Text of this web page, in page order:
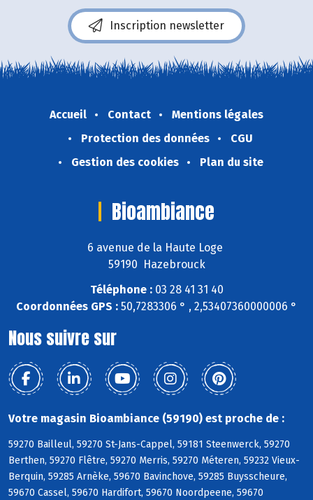
Inscription newsletter
Accueil Contact
Mentions légales
Protection des données
CGU
Gestion des cookies
Plan du site
Bioambiance
6 avenue de la Haute Loge
59190 Hazebrouck
Téléphone :03 28 41 31 40
Coordonnées GPS : 50,7283306 ° , 2,53407360000006 °
Nous suivre sur
Votre magasin Bioambiance (59190) est proche de :
59270 Bailleul, 59270 St-Jans-Cappel, 59181 Steenwerck, 59270
Berthen, 59270 Flêtre, 59270 Merris, 59270 Méteren, 59232 Vieux-
Berquin, 59285 Arnèke, 59670 Bavinchove, 59285 Buysscheure,
59670 Cassel, 59670 Hardifort, 59670 Noordpeene, 59670